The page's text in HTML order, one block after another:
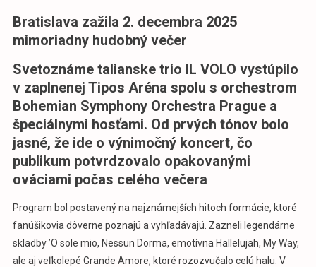
Bratislava zažila 2. decembra 2025
mimoriadny hudobný večer
Svetoznáme talianske trio IL VOLO vystúpilo
v zaplnenej Tipos Aréna spolu s orchestrom
Bohemian Symphony Orchestra Prague a
špeciálnymi hosťami. Od prvých tónov bolo
jasné, že ide o výnimočný koncert, čo
publikum potvrdzovalo opakovanými
ováciami počas celého večera
Program bol postavený na najznámejších hitoch formácie, ktoré
fanúšikovia dôverne poznajú a vyhľadávajú. Zazneli legendárne
skladby ’O sole mio, Nessun Dorma, emotívna Hallelujah, My Way,
ale aj veľkolepé Grande Amore, ktoré rozozvučalo celú halu. V